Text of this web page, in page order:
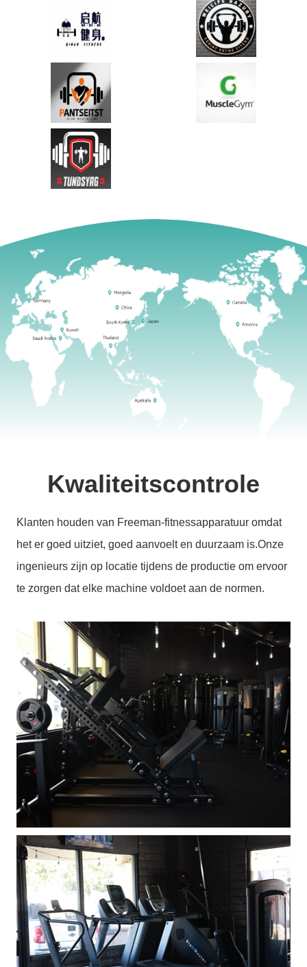
Kwaliteitscontrole
Klanten houden van Freeman-fitnessapparatuur omdat
het er goed uitziet, goed aanvoelt en duurzaam is.Onze
ingenieurs zijn op locatie tijdens de productie om ervoor
te zorgen dat elke machine voldoet aan de normen.